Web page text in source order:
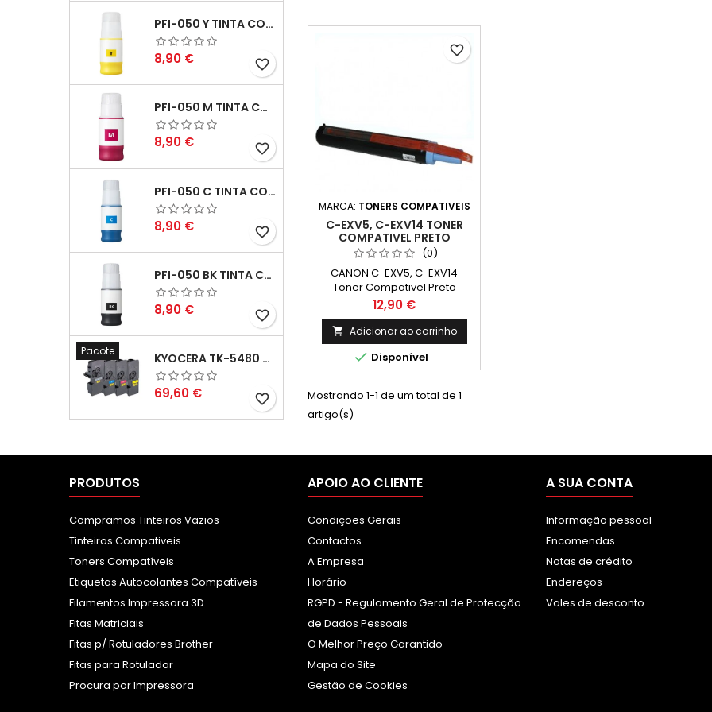
PFI-050 Y TINTA COMPATÍVEL AMARELO
Preço
8,90 € favorite_border
PFI-050 M TINTA COMPATÍVEL MAGENTA
Preço
8,90 € favorite_border
PFI-050 C TINTA COMPATÍVEL CIANO
Preço
8,90 € favorite_border
PFI-050 BK TINTA COMPATÍVEL PRETA
Preço
8,90 € favorite_border
Pacote KYOCERA TK-5480 PACK TONERS COMPATÍVEIS
Preço
69,60 € favorite_border
MARCA: TONERS COMPATIVEIS
C-EXV5, C-EXV14 TONER
COMPATIVEL PRETO
(0)
CANON C-EXV5, C-EXV14
Toner Compativel Preto
6836A002, 0384B002
Capacidade: 7,850k
Preço
12,90 €
 Adicionar ao carrinho
 Disponível
favorite_border
Mostrando 1-1 de um total de 1
artigo(s)
PRODUTOS
Compramos Tinteiros Vazios
Tinteiros Compativeis
Toners Compatíveis
Etiquetas Autocolantes Compatíveis
Filamentos Impressora 3D
Fitas Matriciais
Fitas p/ Rotuladores Brother
Fitas para Rotulador
Procura por Impressora
APOIO AO CLIENTE
Condiçoes Gerais
Contactos
A Empresa
Horário
RGPD - Regulamento Geral de Protecção
de Dados Pessoais
O Melhor Preço Garantido
Mapa do Site
Gestão de Cookies
A SUA CONTA
Informação pessoal
Encomendas
Notas de crédito
Endereços
Vales de desconto